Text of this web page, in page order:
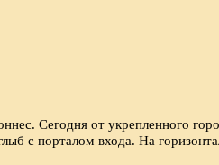
Сегодня от укрепленного
с порталом входа. На